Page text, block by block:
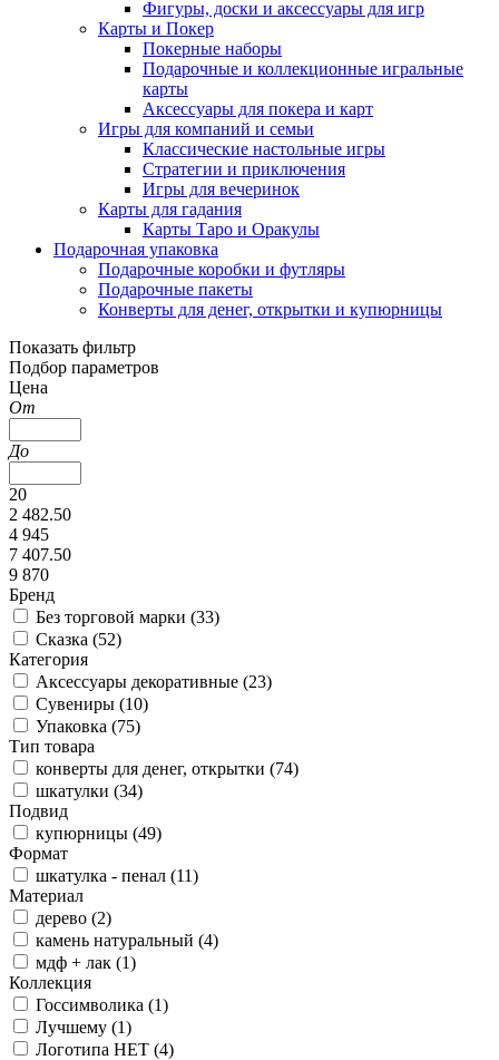
Фигуры, доски и аксессуары для игр
Карты и Покер
Покерные наборы
Подарочные и коллекционные игральные
карты
Аксессуары для покера и карт
Игры для компаний и семьи
Классические настольные игры
Стратегии и приключения
Игры для вечеринок
Карты для гадания
Карты Таро и Оракулы
Подарочная упаковка
Подарочные коробки и футляры
Подарочные пакеты
Конверты для денег, открытки и купюрницы
Показать фильтр
Подбор параметров
Цена
От
До
20
2 482.50
4 945
7 407.50
9 870
Бренд
Без торговой марки (33)
Сказка (52)
Категория
Аксессуары декоративные (23)
Сувениры (10)
Упаковка (75)
Тип товара
конверты для денег, открытки (74)
шкатулки (34)
Подвид
купюрницы (49)
Формат
шкатулка - пенал (11)
Материал
дерево (2)
камень натуральный (4)
мдф + лак (1)
Коллекция
Госсимволика (1)
Лучшему (1)
Логотипа НЕТ (4)